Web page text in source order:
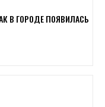
В ГОРОДЕ ПОЯВИЛАСЬ